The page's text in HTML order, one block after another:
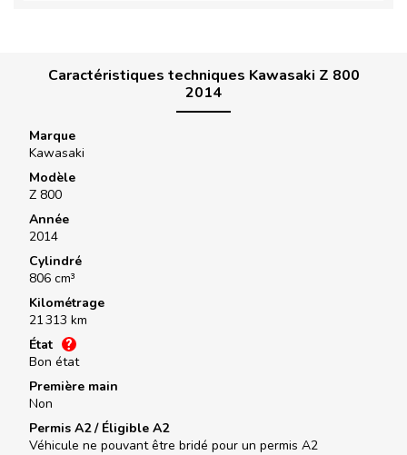
Caractéristiques techniques Kawasaki Z 800
2014
Marque
Kawasaki
Modèle
Z 800
Année
2014
Cylindré
806 cm³
Kilométrage
21 313 km
État
Bon état
Première main
Non
Permis A2 / Éligible A2
Véhicule ne pouvant être bridé pour un permis A2